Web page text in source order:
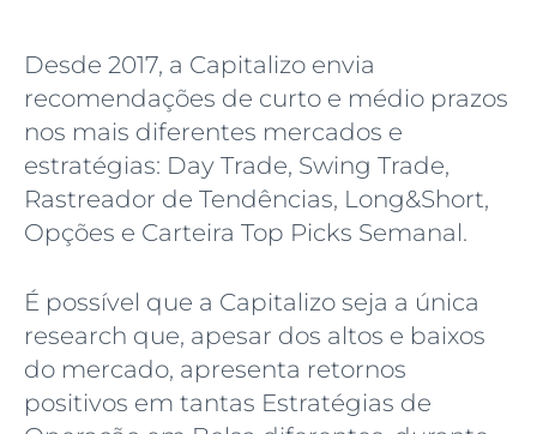
Desde 2017, a Capitalizo envia
recomendações de curto e médio prazos
nos mais diferentes mercados e
estratégias: Day Trade, Swing Trade,
Rastreador de Tendências, Long&Short,
Opções e Carteira Top Picks Semanal.
É possível que a Capitalizo seja a única
research que, apesar dos altos e baixos
do mercado, apresenta retornos
positivos em tantas Estratégias de